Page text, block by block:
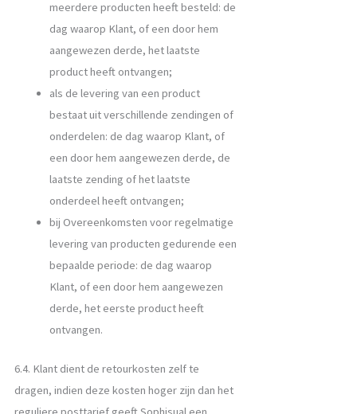
meerdere producten heeft besteld: de
dag waarop Klant, of een door hem
aangewezen derde, het laatste
product heeft ontvangen;
als de levering van een product
bestaat uit verschillende zendingen of
onderdelen: de dag waarop Klant, of
een door hem aangewezen derde, de
laatste zending of het laatste
onderdeel heeft ontvangen;
bij Overeenkomsten voor regelmatige
levering van producten gedurende een
bepaalde periode: de dag waarop
Klant, of een door hem aangewezen
derde, het eerste product heeft
ontvangen.
6.4. Klant dient de retourkosten zelf te
dragen, indien deze kosten hoger zijn dan het